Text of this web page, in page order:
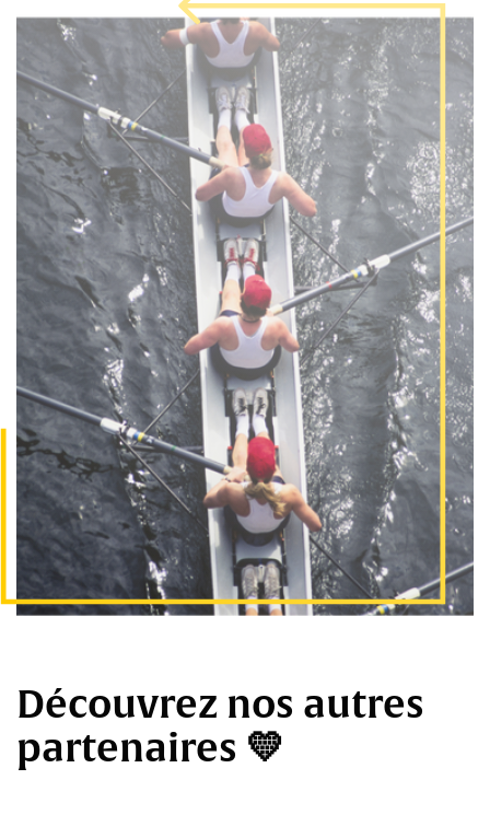
Découvrez nos autres
partenaires 💛